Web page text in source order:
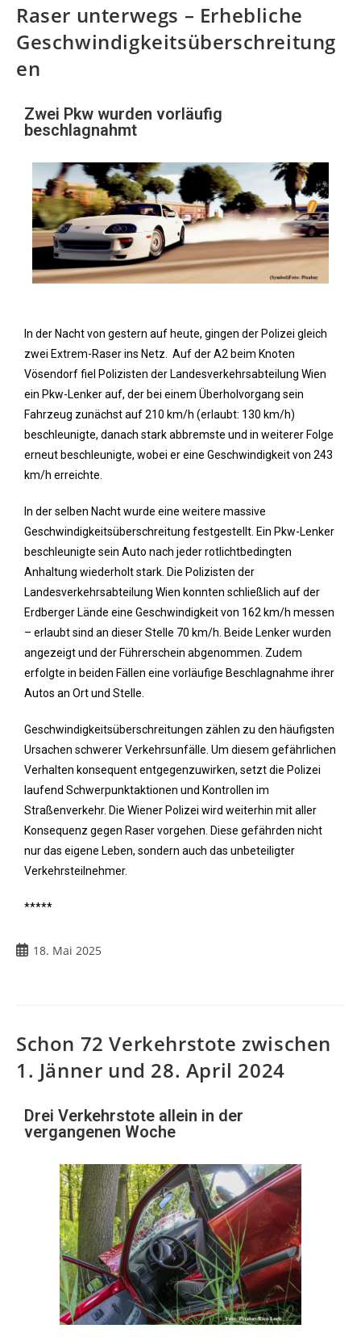
Raser unterwegs – Erhebliche
Geschwindigkeitsüberschreitung
en
Zwei Pkw wurden vorläufig
beschlagnahmt
In der Nacht von gestern auf heute, gingen der Polizei gleich
zwei Extrem-Raser ins Netz. Auf der A2 beim Knoten
Vösendorf fiel Polizisten der Landesverkehrsabteilung Wien
ein Pkw-Lenker auf, der bei einem Überholvorgang sein
Fahrzeug zunächst auf 210 km/h (erlaubt: 130 km/h)
beschleunigte, danach stark abbremste und in weiterer Folge
erneut beschleunigte, wobei er eine Geschwindigkeit von 243
km/h erreichte.
In der selben Nacht wurde eine weitere massive
Geschwindigkeitsüberschreitung festgestellt. Ein Pkw-Lenker
beschleunigte sein Auto nach jeder rotlichtbedingten
Anhaltung wiederholt stark. Die Polizisten der
Landesverkehrsabteilung Wien konnten schließlich auf der
Erdberger Lände eine Geschwindigkeit von 162 km/h messen
– erlaubt sind an dieser Stelle 70 km/h. Beide Lenker wurden
angezeigt und der Führerschein abgenommen. Zudem
erfolgte in beiden Fällen eine vorläufige Beschlagnahme ihrer
Autos an Ort und Stelle.
Geschwindigkeitsüberschreitungen zählen zu den häufigsten
Ursachen schwerer Verkehrsunfälle. Um diesem gefährlichen
Verhalten konsequent entgegenzuwirken, setzt die Polizei
laufend Schwerpunktaktionen und Kontrollen im
Straßenverkehr. Die Wiener Polizei wird weiterhin mit aller
Konsequenz gegen Raser vorgehen. Diese gefährden nicht
nur das eigene Leben, sondern auch das unbeteiligter
Verkehrsteilnehmer.
*****
18. Mai 2025
Schon 72 Verkehrstote zwischen
1. Jänner und 28. April 2024
Drei Verkehrstote allein in der
vergangenen Woche